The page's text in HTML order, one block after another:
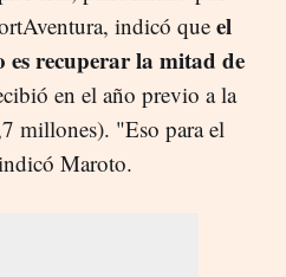
indicó que el
recuperar la mitad de
en el año previo a la
millones). "Eso para el
Maroto.